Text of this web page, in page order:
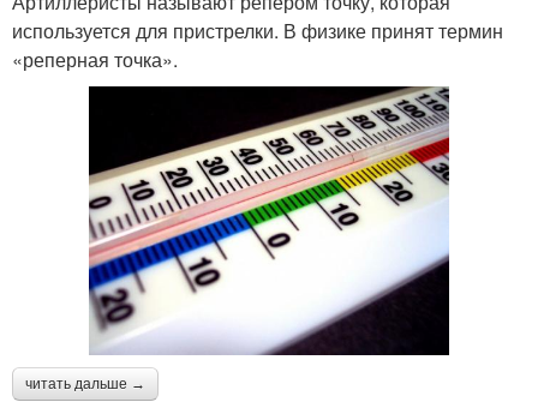
используется для пристрелки. В физике принят термин
«реперная точка».
читать дальше →